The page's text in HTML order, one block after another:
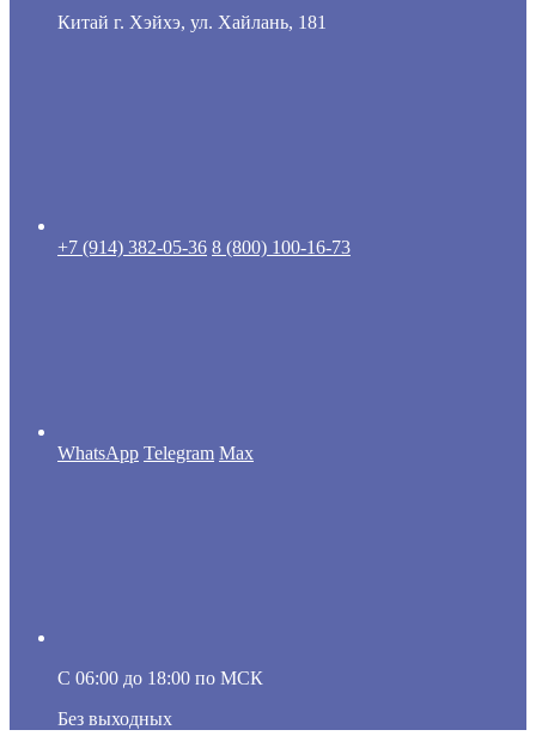
Китай г. Хэйхэ, ул. Хайлань, 181
+7 (914) 382-05-36 8 (800) 100-16-73
WhatsApp Telegram Max
C 06:00 до 18:00 по МСК
Без выходных